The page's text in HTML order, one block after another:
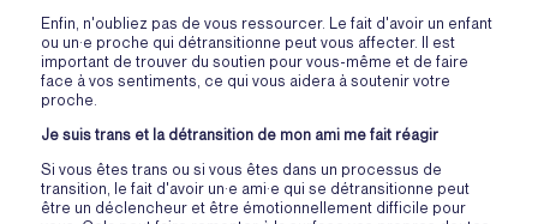
Enfin, n'oubliez pas de vous ressourcer. Le fait d'avoir un enfant
ou un·e proche qui détransitionne peut vous affecter. Il est
important de trouver du soutien pour vous-même et de faire
face à vos sentiments, ce qui vous aidera à soutenir votre
proche.
Je suis trans et la détransition de mon ami me fait réagir
Si vous êtes trans ou si vous êtes dans un processus de
transition, le fait d'avoir un·e ami·e qui se détransitionne peut
être un déclencheur et être émotionnellement difficile pour